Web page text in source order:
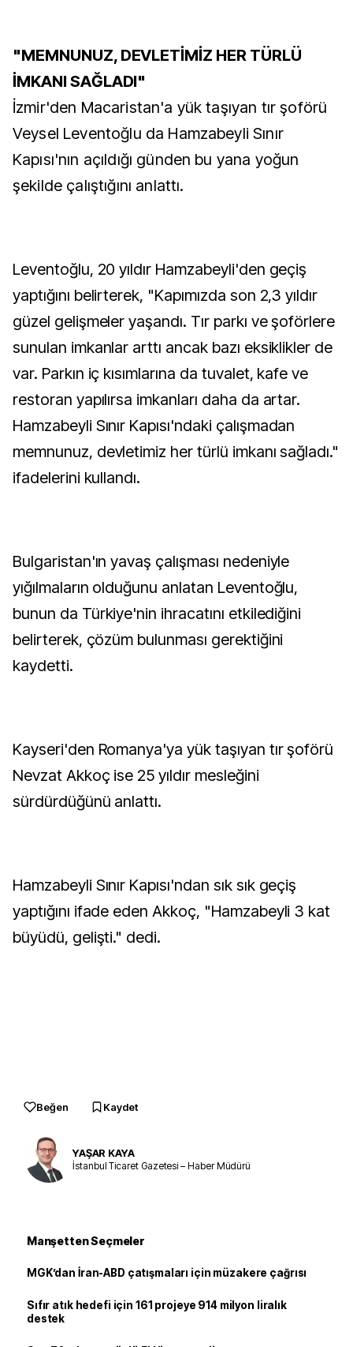
"MEMNUNUZ, DEVLETİMİZ HER TÜRLÜ
İMKANI SAĞLADI"
İzmir'den Macaristan'a yük taşıyan tır şoförü
Veysel Leventoğlu da Hamzabeyli Sınır
Kapısı'nın açıldığı günden bu yana yoğun
şekilde çalıştığını anlattı.
Leventoğlu, 20 yıldır Hamzabeyli'den geçiş
yaptığını belirterek, "Kapımızda son 2,3 yıldır
güzel gelişmeler yaşandı. Tır parkı ve şoförlere
sunulan imkanlar arttı ancak bazı eksiklikler de
var. Parkın iç kısımlarına da tuvalet, kafe ve
restoran yapılırsa imkanları daha da artar.
Hamzabeyli Sınır Kapısı'ndaki çalışmadan
memnunuz, devletimiz her türlü imkanı sağladı."
ifadelerini kullandı.
Bulgaristan'ın yavaş çalışması nedeniyle
yığılmaların olduğunu anlatan Leventoğlu,
bunun da Türkiye'nin ihracatını etkilediğini
belirterek, çözüm bulunması gerektiğini
kaydetti.
Kayseri'den Romanya'ya yük taşıyan tır şoförü
Nevzat Akkoç ise 25 yıldır mesleğini
sürdürdüğünü anlattı.
Hamzabeyli Sınır Kapısı'ndan sık sık geçiş
yaptığını ifade eden Akkoç, "Hamzabeyli 3 kat
büyüdü, gelişti." dedi.
Beğen Kaydet
YAŞAR KAYA
İstanbul Ticaret Gazetesi – Haber Müdürü
Manşetten Seçmeler
MGK’dan İran-ABD çatışmaları için müzakere çağrısı
Sıfır atık hedefi için 161 projeye 914 milyon liralık
destek